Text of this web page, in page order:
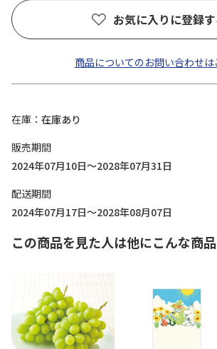
お気に入りに登録
商品についてのお問い合わせは
在庫
在庫あり
販売期間
2024年07月10日～2028年07月31日
配送期間
2024年07月17日～2028年08月07日
この商品を見た人は他にこんな商